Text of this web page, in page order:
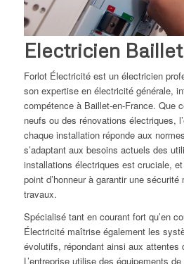
Electricien
Forlot Électricité est un électricien
son expertise en électricité générale,
compétence à Baillet-en-France. Que
neufs ou des rénovations électriques,
chaque installation réponde aux
s’adaptant aux besoins actuels des
installations électriques est cruciale,
point d’honneur à garantir une
travaux.
Spécialisé tant en courant fort qu’en
Électricité maîtrise également les
évolutifs, répondant ainsi aux attentes
L’entreprise utilise des équipements